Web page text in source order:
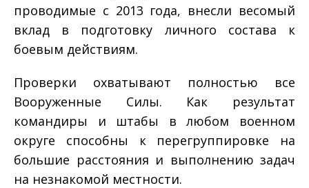
проводимые с 2013 года, внесли весомый
вклад в подготовку личного состава к
боевым действиям.
Проверки охватывают полностью все
Вооруженные Силы. Как результат
командиры и штабы в любом военном
округе способны к перегруппировке на
большие расстояния и выполнению задач
на незнакомой местности.